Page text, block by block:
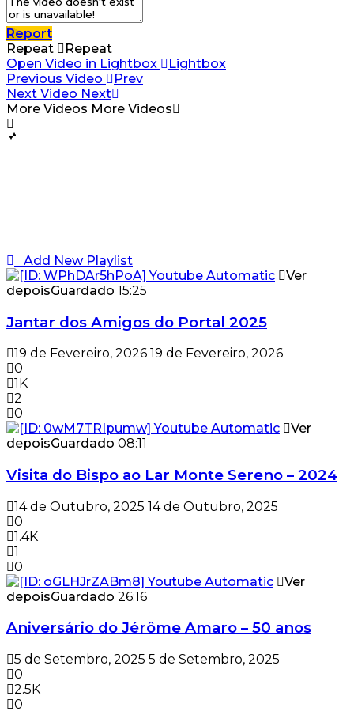
Report
Repeat
Repeat
Open Video in Lightbox
Lightbox
Previous Video
Prev
Next Video Next
More Videos More Videos
Add New Playlist
Ver
depoisGuardado 15:25
Jantar dos Amigos do Portal 2025
19 de Fevereiro, 2026 19 de Fevereiro, 2026
0
1K
2
0
Ver
depoisGuardado 08:11
Visita do Bispo ao Lar Monte Sereno – 2024
14 de Outubro, 2025 14 de Outubro, 2025
0
1.4K
1
0
Ver
depoisGuardado 26:16
Aniversário do Jérôme Amaro – 50 anos
5 de Setembro, 2025 5 de Setembro, 2025
0
2.5K
0